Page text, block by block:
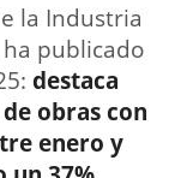
la Industria
publicado
destaca
obras con
enero y